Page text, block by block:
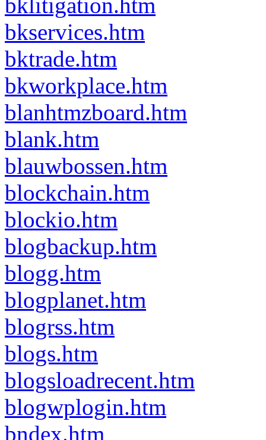
bkservices.htm
bktrade.htm
bkworkplace.htm
blanhtmzboard.htm
blank.htm
blauwbossen.htm
blockchain.htm
blockio.htm
blogbackup.htm
blogg.htm
blogplanet.htm
blogrss.htm
blogs.htm
blogsloadrecent.htm
blogwplogin.htm
bndex.htm